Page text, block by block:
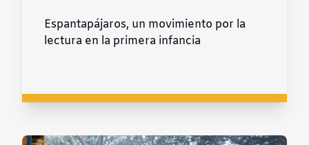
Espantapájaros, un movimiento por la
lectura en la primera infancia